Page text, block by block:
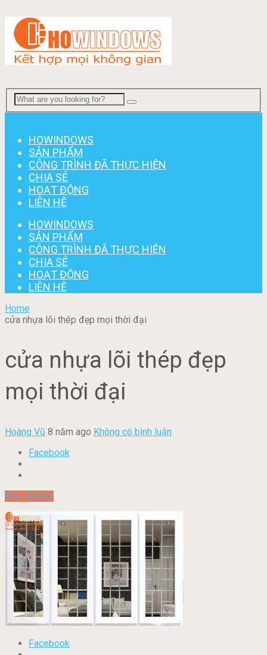
HOWINDOWS
SẢN PHẨM
CÔNG TRÌNH ĐÃ THỰC HIỆN
CHIA SẺ
HOẠT ĐỘNG
LIÊN HỆ
HOWINDOWS
SẢN PHẨM
CÔNG TRÌNH ĐÃ THỰC HIỆN
CHIA SẺ
HOẠT ĐỘNG
LIÊN HỆ
Home
cửa nhựa lõi thép đẹp mọi thời đại
cửa nhựa lõi thép đẹp
mọi thời đại
Hoàng Vũ 8 năm ago Không có bình luận
Facebook
Prev Article
Facebook